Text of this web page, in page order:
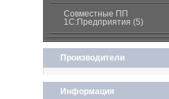
Совместные ПП
1С:Предприятия (5)
Производители
Информация